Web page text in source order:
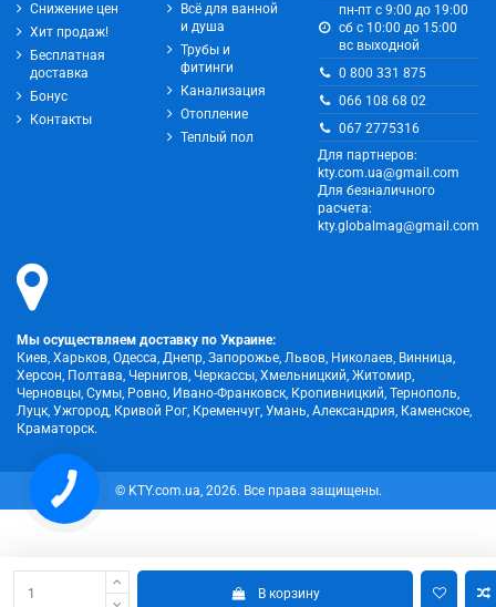
В корзину
Снижение цен
Хит продаж!
Бесплатная
доставка
Бонус
Контакты
Всё для ванной
и душа
Трубы и
фитинги
Канализация
Отопление
Теплый пол
пн-пт с 9:00 до 19:00
сб с 10:00 до 15:00
вс выходной
0 800 331 875
066 108 68 02
067 2775316
Для партнеров:
kty.com.ua@gmail.com
Для безналичного
расчета:
kty.globalmag@gmail.com
Мы осуществляем доставку по Украине:
Киев, Харьков, Одесса, Днепр, Запорожье, Львов, Николаев, Винница,
Херсон, Полтава, Чернигов, Черкассы, Хмельницкий, Житомир,
Черновцы, Сумы, Ровно, Ивано-Франковск, Кропивницкий, Тернополь,
Луцк, Ужгород, Кривой Рог, Кременчуг, Умань, Александрия, Каменское,
Краматорск.
© KTY.com.ua, 2026. Все права защищены.